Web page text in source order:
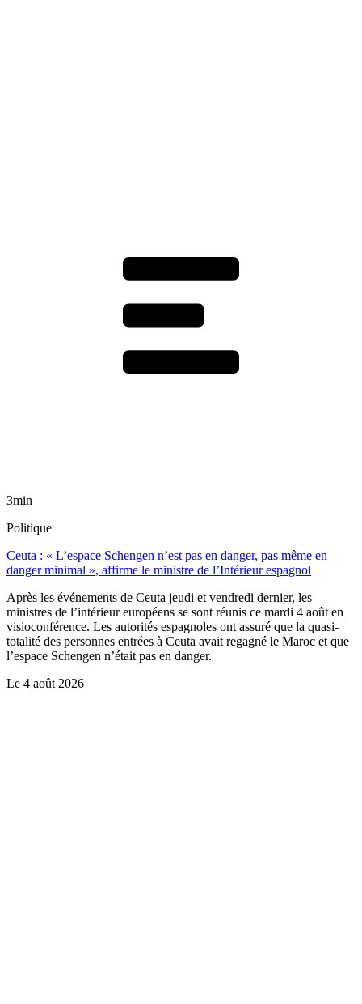
3min
Politique
Ceuta : « L’espace Schengen n’est pas en danger, pas même en
danger minimal », affirme le ministre de l’Intérieur espagnol
Après les événements de Ceuta jeudi et vendredi dernier, les
ministres de l’intérieur européens se sont réunis ce mardi 4 août en
visioconférence. Les autorités espagnoles ont assuré que la quasi-
totalité des personnes entrées à Ceuta avait regagné le Maroc et que
l’espace Schengen n’était pas en danger.
Le 4 août 2026